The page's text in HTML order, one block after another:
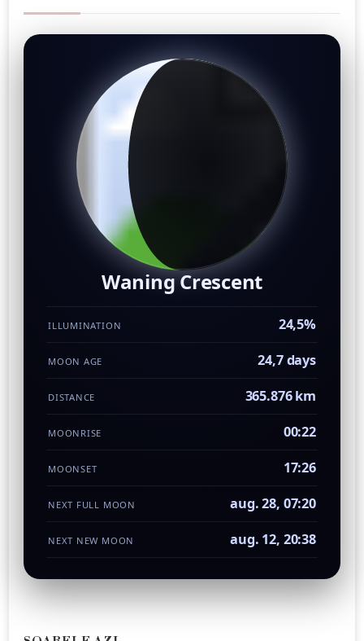
Waning Crescent
ILLUMINATION 24,5%
MOON AGE 24,7 days
DISTANCE 365.876 km
MOONRISE 00:22
MOONSET 17:26
NEXT FULL MOON aug. 28, 07:20
NEXT NEW MOON aug. 12, 20:38